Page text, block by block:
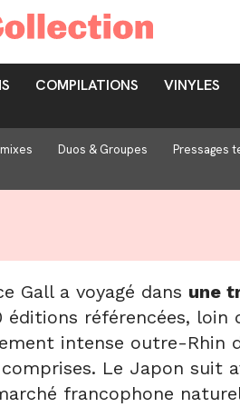
COMPILATIONS VINYLES
Duos & Groupes Pressages
Gall a voyagé dans une
éditions référencées,
intense outre-Rhin
Le Japon suit
francophone